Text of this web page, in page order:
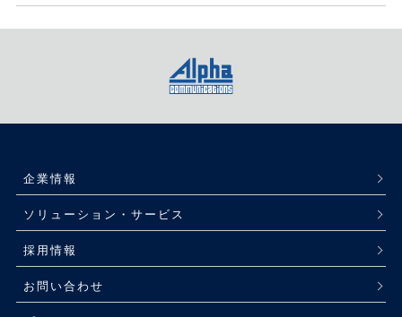
企業情報
ソリューション・サービス
採用情報
お問い合わせ